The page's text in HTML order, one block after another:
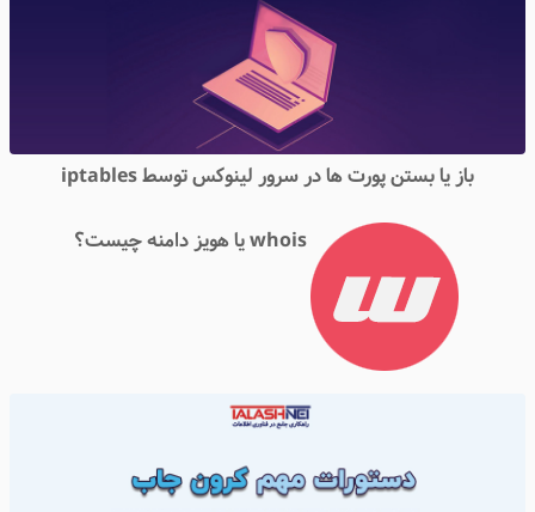
باز یا بستن پورت ها در سرور لینوکس توسط iptables
whois یا هویز دامنه چیست؟